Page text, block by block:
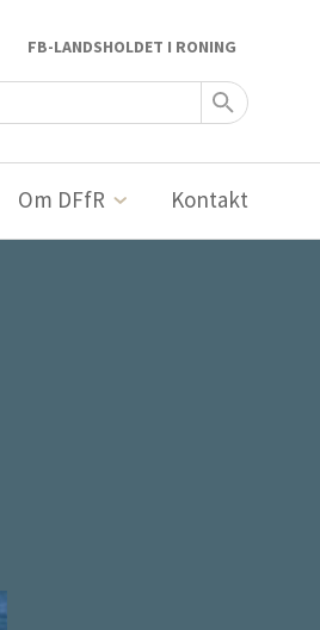
FB-LANDSHOLDET I RONING
Om DFfR Kontakt